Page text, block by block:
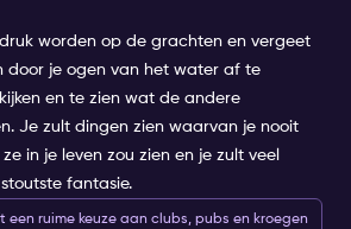
worden op de grachten en vergeet
door je ogen van het water af te
en te zien wat de andere
Je zult dingen zien waarvan je nooit
in je leven zou zien en je zult veel
fantasie.
een ruime keuze aan clubs, pubs en kroegen